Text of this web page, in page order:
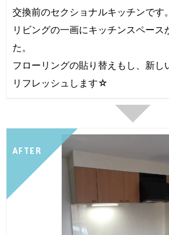
交換前のセクショナルキッチンです。
リビングの一画にキッチンスペース
た。
フローリングの貼り替えもし、新し
リフレッシュします☆
AFTER